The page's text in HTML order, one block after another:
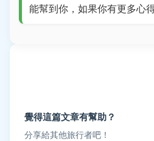
能幫到你，如果你有更多心
覺得這篇文章有幫助？
分享給其他旅行者吧！